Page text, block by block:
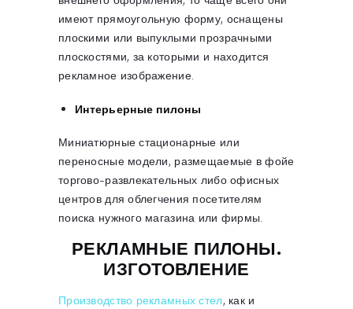
имеют прямоугольную форму, оснащены
плоскими или выпуклыми прозрачными
плоскостями, за которыми и находится
рекламное изображение.
Интерьерные пилоны
Миниатюрные стационарные или
переносные модели, размещаемые в фойе
торгово-развлекательных либо офисных
центров для облегчения посетителям
поиска нужного магазина или фирмы.
РЕКЛАМНЫЕ ПИЛОНЫ.
ИЗГОТОВЛЕНИЕ
Производство рекламных стел, как и